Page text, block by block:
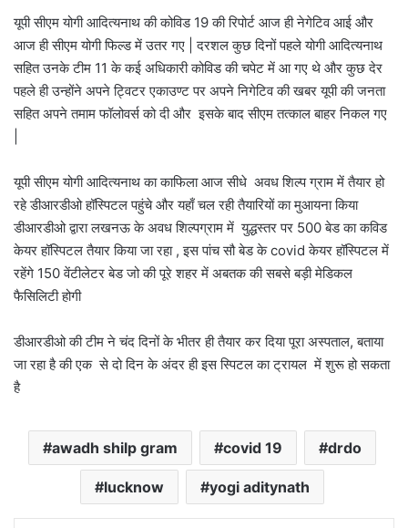
यूपी सीएम योगी आदित्यनाथ की कोविड 19 की रिपोर्ट आज ही नेगेटिव आई और
आज ही सीएम योगी फिल्ड में उतर गए | दरशल कुछ दिनों पहले योगी आदित्यनाथ
सहित उनके टीम 11 के कई अधिकारी कोविड की चपेट में आ गए थे और कुछ देर
पहले ही उन्होंने अपने ट्विटर एकाउण्ट पर अपने निगेटिव की खबर यूपी की जनता
सहित अपने तमाम फॉलोवर्स को दी और इसके बाद सीएम तत्काल बाहर निकल गए
यूपी सीएम योगी आदित्यनाथ का काफिला आज सीधे अवध शिल्प ग्राम में तैयार हो
रहे डीआरडीओ हॉस्पिटल पहुंचे और यहाँ चल रही तैयारियों का मुआयना किया
डीआरडीओ द्वारा लखनऊ के अवध शिल्पग्राम में युद्धस्तर पर 500 बेड का कविड
केयर हॉस्पिटल तैयार किया जा रहा , इस पांच सौ बेड के covid केयर हॉस्पिटल में
रहेंगे 150 वेंटीलेटर बेड जो की पूरे शहर में अबतक की सबसे बड़ी मेडिकल
फैसिलिटी होगी
डीआरडीओ की टीम ने चंद दिनों के भीतर ही तैयार कर दिया पूरा अस्पताल, बताया
जा रहा है की एक से दो दिन के अंदर ही इस स्पिटल का ट्रायल में शुरू हो सकता
है
awadh shilp gram covid 19 drdo
lucknow yogi aditynath